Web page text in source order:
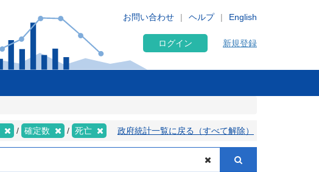
English
お問い合わせ ヘルプ
ログイン 新規登録
確定数 死亡 政府統計一覧に戻る（すべて解除）